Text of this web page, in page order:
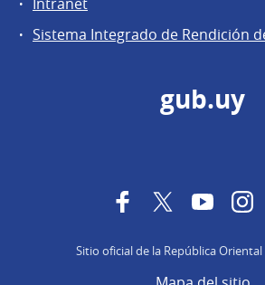
Sistema Integrado de Rendición
gub.uy
FacebookTwitter
Sitio oficial de la República